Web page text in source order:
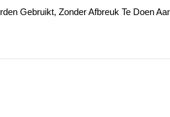
Gebruikt, Zonder Afbreuk Te Doen